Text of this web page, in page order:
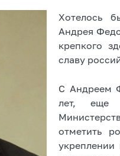
Хотелось
Андрея
крепкого
славу
С Андреем
лет, еще
отметить